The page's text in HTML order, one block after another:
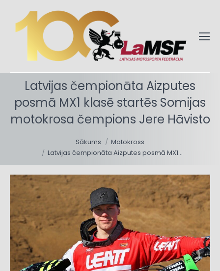
Latvijas čempionāta Aizputes
posmā MX1 klasē startēs Somijas
motokrosa čempions Jere Hāvisto
Sākums
Motokross
Latvijas čempionāta Aizputes posmā MX1…